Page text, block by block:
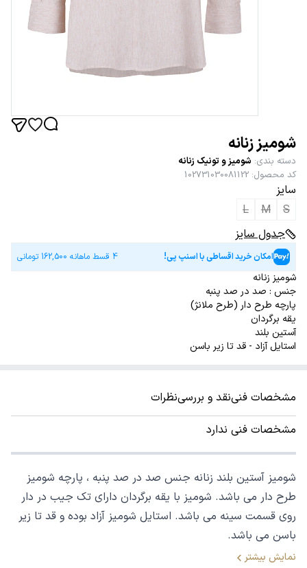
شومیز زنانه
دسته بندی: شومیز و تونیک زنانه
کد محصول:
102731030081122
سایز
S
M
L
جدول سایز
امکان خرید اقساطی با اسنپ پی! 4 قسط ماهانه 162,500 تومانی
شومیز زنانه
جنس : صد در صد پنبه
پارچه طرح دار (طرح ملانژ)
یقه برگردان
آستین بلند
استایل آزاد - قد تا زیر باسن
مشخصات فنینقد و بررسینظرات
مشخصات فنی ندارد
شومیز آستین بلند زنانه جنس صد در صد پنبه ، پارچه شومیز
طرح دار می باشد. شومیز با یقه برگردان دارای تک جیب در دار
روی قسمت سینه می باشد. استایل شومیز آزاد بوده و قد تا زیر
باسن می باشد.
نمایش بیشتر